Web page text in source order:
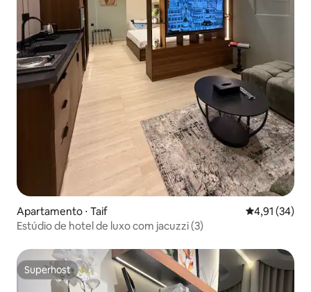
Apartamento ⋅ Taif 4,91 de uma
4,91 (34)
Estúdio de hotel de luxo com jacuzzi (3)
Superhost
Superhost